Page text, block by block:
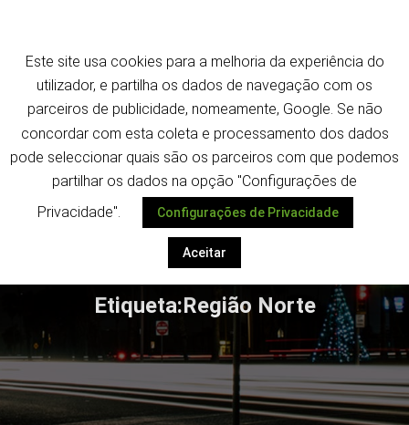
conteúdo
Despoletar
Etiqueta:Região Norte
Este site usa cookies para a melhoria da experiência do
utilizador, e partilha os dados de navegação com os
parceiros de publicidade, nomeamente, Google. Se não
concordar com esta coleta e processamento dos dados
pode seleccionar quais são os parceiros com que podemos
partilhar os dados na opção "Configurações de
Privacidade".
Configurações de Privacidade
Aceitar